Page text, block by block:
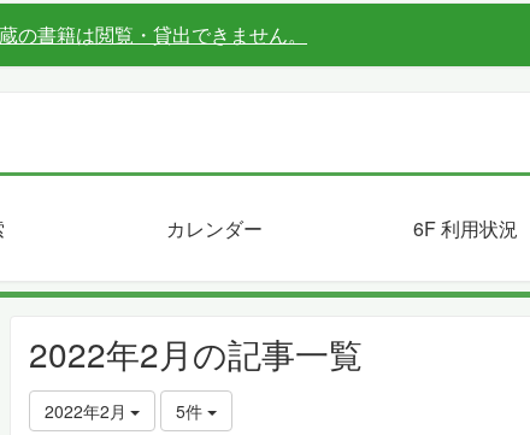
書籍は閲覧・貸出できません。
カレンダー 6F 利用状況
2022年2月の記事一覧
2022年2月 5件